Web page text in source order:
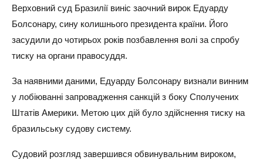
Верховний суд Бразилії виніс заочний вирок Едуарду
Болсонару, сину колишнього президента країни. Його
засудили до чотирьох років позбавлення волі за спробу
тиску на органи правосуддя.
За наявними даними, Едуарду Болсонару визнали винним
у лобіюванні запровадження санкцій з боку Сполучених
Штатів Америки. Метою цих дій було здійснення тиску на
бразильську судову систему.
Судовий розгляд завершився обвинувальним вироком,